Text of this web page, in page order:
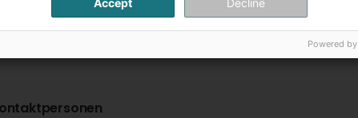
Accept Decline
Powered by